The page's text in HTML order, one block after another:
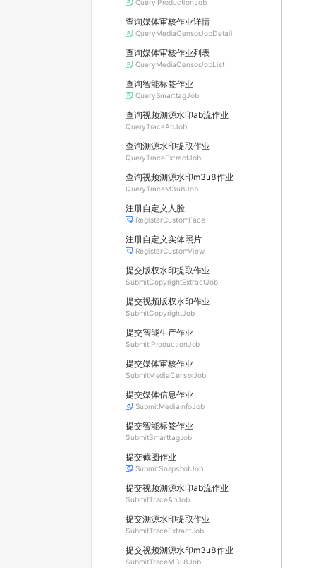
QueryIProductionJob
查询媒体审核作业详情
QueryMediaCensorJobDetail
查询媒体审核作业列表
QueryMediaCensorJobList
查询智能标签作业
QuerySmarttagJob
查询视频溯源水印ab流作业
QueryTraceAbJob
查询溯源水印提取作业
QueryTraceExtractJob
查询视频溯源水印m3u8作业
QueryTraceM3u8Job
注册⾃定义⼈脸
RegisterCustomFace
注册自定义实体照片
RegisterCustomView
提交版权水印提取作业
SubmitCopyrightExtractJob
提交视频版权水印作业
SubmitCopyrightJob
提交智能生产作业
SubmitIProductionJob
提交媒体审核作业
SubmitMediaCensorJob
提交媒体信息作业
SubmitMediaInfoJob
提交智能标签作业
SubmitSmarttagJob
提交截图作业
SubmitSnapshotJob
提交视频溯源水印ab流作业
SubmitTraceAbJob
提交溯源水印提取作业
SubmitTraceExtractJob
提交视频溯源水印m3u8作业
SubmitTraceM3u8Job